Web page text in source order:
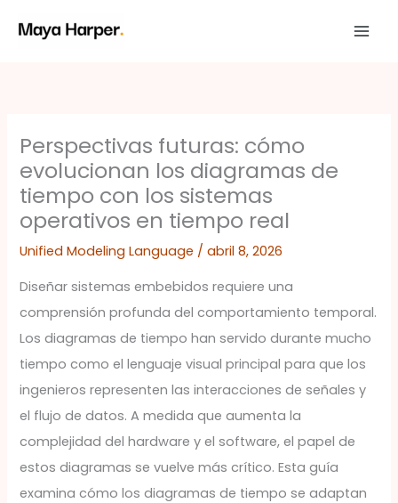
Perspectivas futuras: cómo
evolucionan los diagramas de
tiempo con los sistemas
operativos en tiempo real
Unified Modeling Language /abril 8, 2026
Diseñar sistemas embebidos requiere una
comprensión profunda del comportamiento temporal.
Los diagramas de tiempo han servido durante mucho
tiempo como el lenguaje visual principal para que los
ingenieros representen las interacciones de señales y
el flujo de datos. A medida que aumenta la
complejidad del hardware y el software, el papel de
estos diagramas se vuelve más crítico. Esta guía
examina cómo los diagramas de tiempo se adaptan